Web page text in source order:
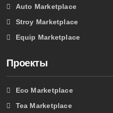
Auto Marketplace
Stroy Marketplace
Equip Marketplace
Проекты
Eco Marketplace
Tea Marketplace